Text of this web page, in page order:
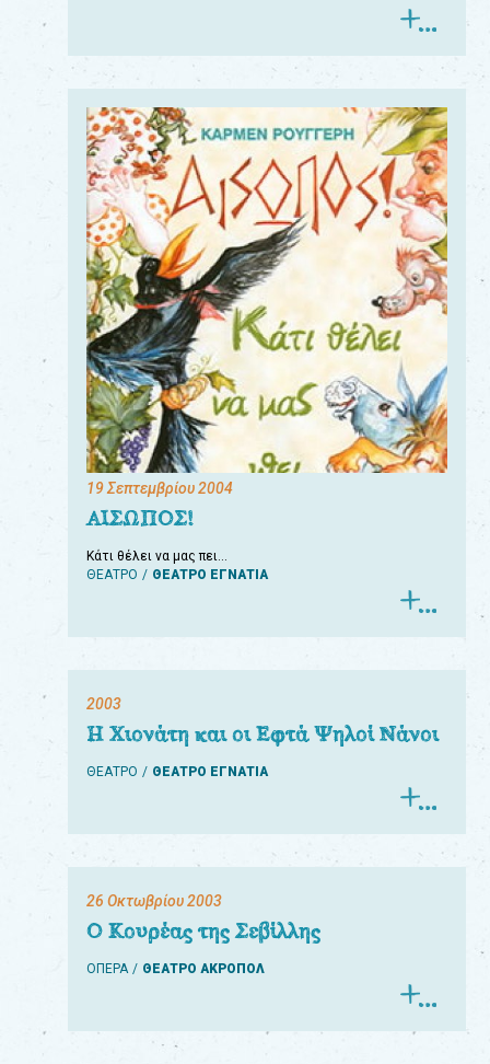
19 Σεπτεμβρίου 2004
ΑΙΣΩΠΟΣ!
Κάτι θέλει να μας πει…
ΘΕΑΤΡΟ
ΘΕΑΤΡΟ ΕΓΝΑΤΙΑ
2003
Η Χιονάτη και οι Εφτά Ψηλοί Νάνοι
ΘΕΑΤΡΟ ΘΕΑΤΡΟ ΕΓΝΑΤΙΑ
26 Οκτωβρίου 2003
Ο Κουρέας της Σεβίλλης
ΟΠΕΡΑ ΘΕΑΤΡΟ ΑΚΡΟΠΟΛ